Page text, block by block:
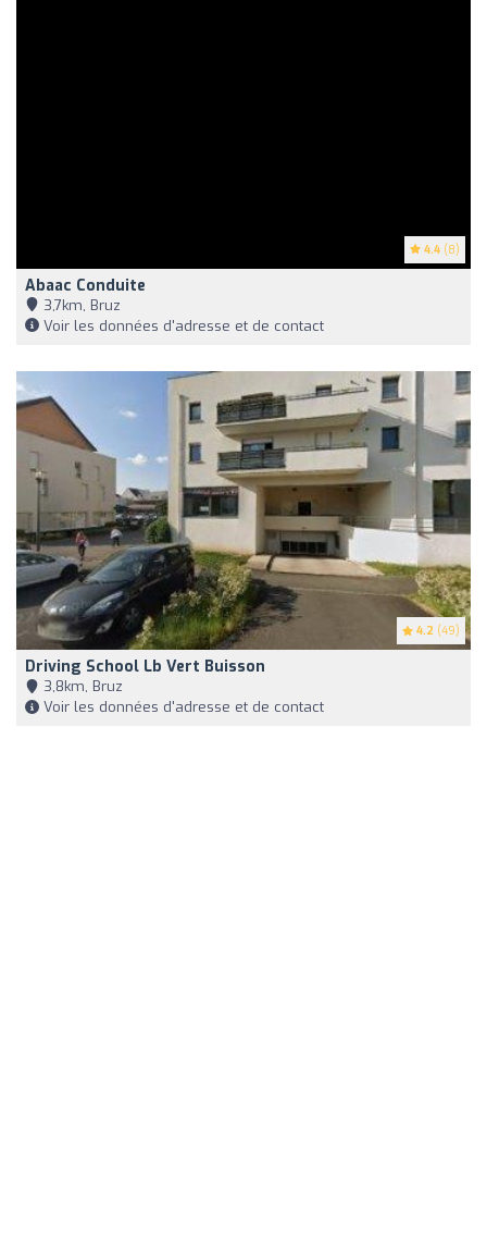
4.4 (8)
Abaac Conduite
3,7km, Bruz
Voir les données d'adresse et de contact
4.2 (49)
Driving School Lb Vert Buisson
3,8km, Bruz
Voir les données d'adresse et de contact